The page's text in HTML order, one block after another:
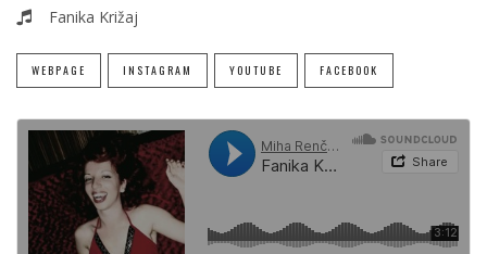
Fanika Križaj
WEBPAGE INSTAGRAM YOUTUBE FACEBOOK